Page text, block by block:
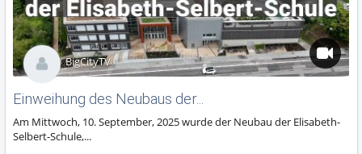
Einweihung des Neubaus der...
Am Mittwoch, 10. September, 2025 wurde der Neubau der Elisabeth-
Selbert-Schule,...
BigCityTV